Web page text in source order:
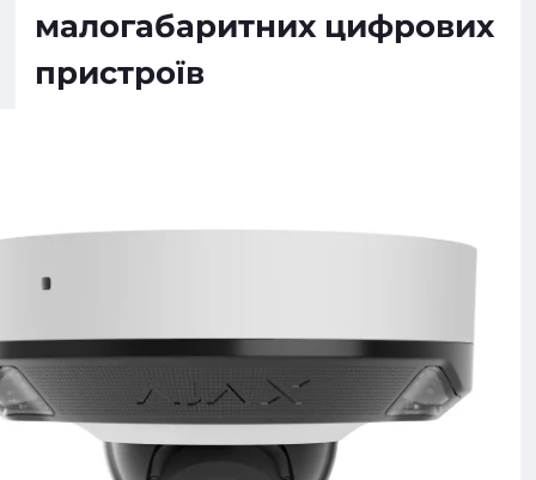
малогабаритних цифрових
пристроїв